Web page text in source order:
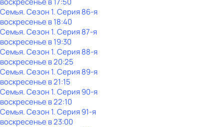
Семья. Сезон 1. Серия 86-я
воскресенье в18:40
Семья. Сезон 1. Серия 87-я
воскресенье в19:30
Семья. Сезон 1. Серия 88-я
воскресенье в20:25
Семья. Сезон 1. Серия 89-я
воскресенье в21:15
Семья. Сезон 1. Серия 90-я
воскресенье в22:10
Семья. Сезон 1. Серия 91-я
воскресенье в23:00